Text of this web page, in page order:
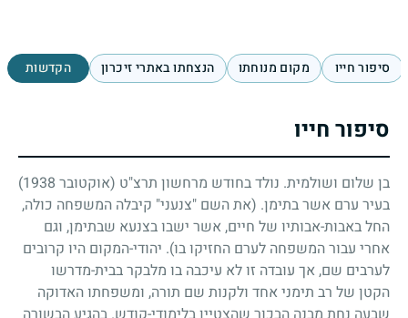
סיפור חייו מקום מנוחתו הנצחתו באתרי זיכרון הקדשות
סיפור חייו
בן שלום ושולמית. נולד בחודש מרחשון תרצ"ט (אוקטובר 1938
)
בעיר ערם אשר בתימן. (את השם "צנעני" קיבלה המשפחה כולה,
החל באבות-אבותיו של חיים, אשר ישבו בצנעא שבתימן, וגם
אחרי עבור המשפחה לערם החזיקו בו). יהודי-המקום היו קרובים
לערבים שם, אך עובדה זו לא עיכבה בו מלבקר בבית-מדרשו
הקטן של רב תימני אחד ולקנות שם תורה, ומשפחתו האדוקה